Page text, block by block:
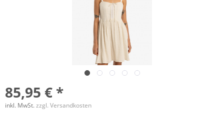
85,95 € *
inkl. MwSt.zzgl. Versandkosten